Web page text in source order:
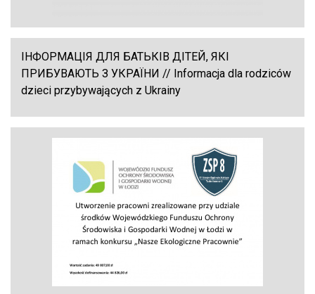
ІНФОРМАЦІЯ ДЛЯ БАТЬКІВ ДІТЕЙ, ЯКІ
ПРИБУВАЮТЬ З УКРАЇНИ // Informacja dla rodziców
dzieci przybywających z Ukrainy